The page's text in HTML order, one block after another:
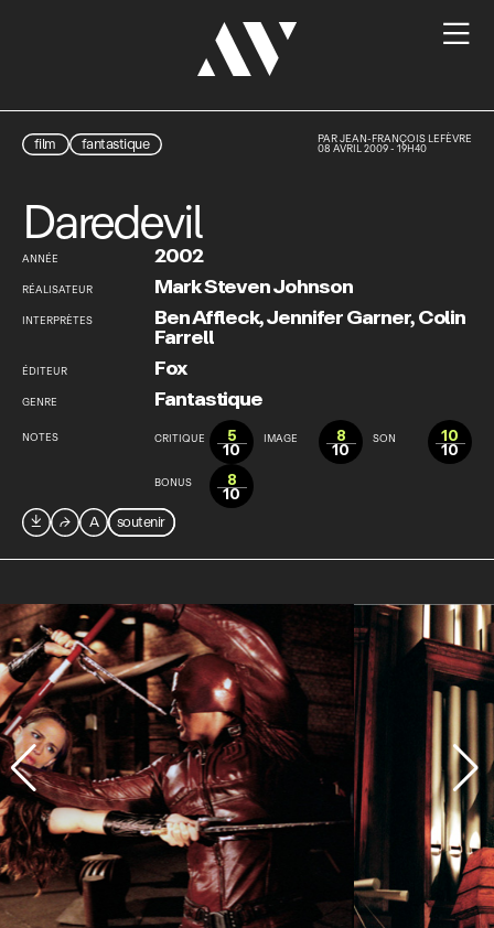

film fantastique PARJEAN-FRANÇOIS LEFÈVRE
08 AVRIL 2009 - 19H40
Daredevil
ANNÉE 2002
RÉALISATEUR Mark Steven Johnson
INTERPRÈTES Ben Affleck,Jennifer Garner,Colin
Farrell
ÉDITEUR Fox
GENRE Fantastique
NOTES CRITIQUE 5
10
IMAGE 8
10
SON 10
10
BONUS 8
10

⮫ A soutenir